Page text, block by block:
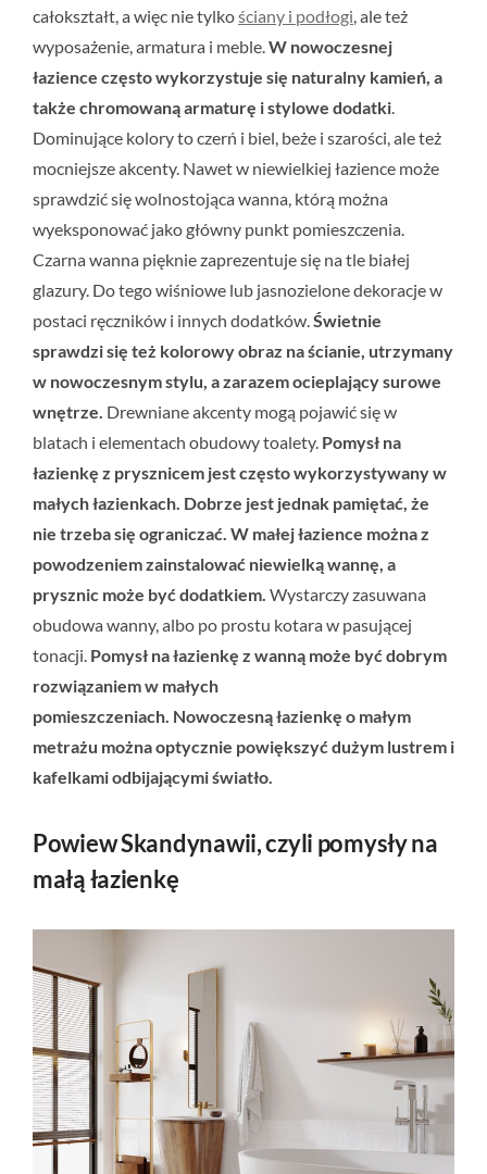
całokształt, a więc nie tylkościany i podłogi , ale też
wyposażenie, armatura i meble. W nowoczesnej
łazience często wykorzystuje się naturalny kamień, a
także chromowaną armaturę i stylowe dodatki
Dominujące kolory to czerń i biel, beże i szarości, ale też
mocniejsze akcenty. Nawet w niewielkiej łazience może
sprawdzić się wolnostojąca wanna, którą można
wyeksponować jako główny punkt pomieszczenia.
Czarna wanna pięknie zaprezentuje się na tle białej
glazury. Do tego wiśniowe lub jasnozielone dekoracje w
postaci ręczników i innych dodatków. Świetnie
sprawdzi się też kolorowy obraz na ścianie, utrzymany
w nowoczesnym stylu, a zarazem ocieplający surowe
wnętrze. Drewniane akcenty mogą pojawić się w
blatach i elementach obudowy toalety. Pomysł na
łazienkę z prysznicem jest często wykorzystywany w
małych łazienkach. Dobrze jest jednak pamiętać, że
nie trzeba się ograniczać. W małej łazience można z
powodzeniem zainstalować niewielką wannę, a
prysznic może być dodatkiem. Wystarczy zasuwana
obudowa wanny, albo po prostu kotara w pasującej
tonacji. Pomysł na łazienkę z wanną może być dobrym
rozwiązaniem w małych
pomieszczeniach. Nowoczesną łazienkę o małym
metrażu można optycznie powiększyć dużym lustrem i
kafelkami odbijającymi światło.
Powiew Skandynawii, czyli pomysły na
małą łazienkę